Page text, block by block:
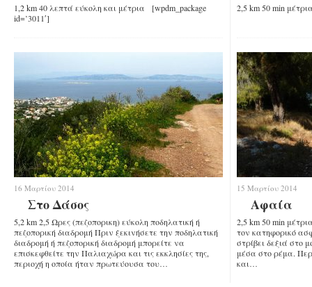
1,2 km 40 λεπτά εύκολη και μέτρια [wpdm_package
id=’3011′]
2,5 km 50 min
16 Μαρτίου 2014
Στο Δάσος
5,2 km 2,5 Ωρες (πεζοπορικη) εύκολη ποδηλατική ή
πεζοπορική διαδρομή Πριν ξεκινήσετε την ποδηλατική
διαδρομή ή πεζοπορική διαδρομή μπορείτε να
επισκεφθείτε την Παλιαχώρα και τις εκκλησίες της,
περιοχή η οποία ήταν πρωτεύουσα του…
15 Μαρτίου 2014
Αφαία
2,5 km 50 min
τον κατηφορικό
στρίβει δεξιά στο
μέσα στο ρέμα.
και…